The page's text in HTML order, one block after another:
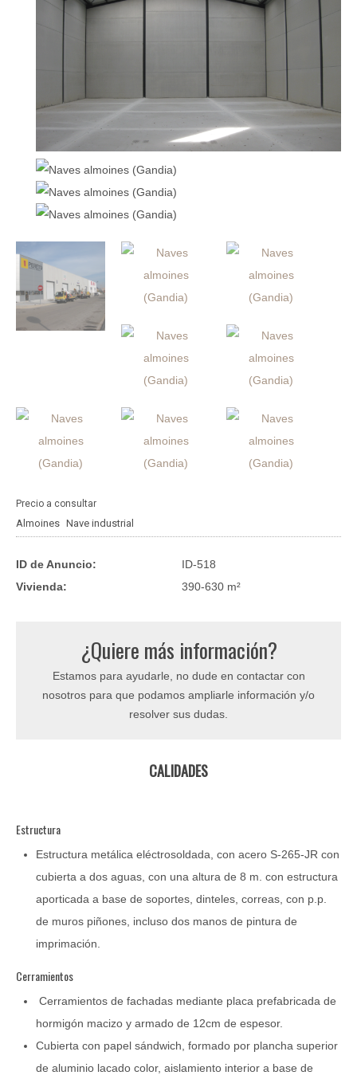
Precio a consultar
Almoines Nave industrial
ID de Anuncio:
ID-518
Vivienda:
390-630 m²
¿Quiere más información?
Estamos para ayudarle, no dude en contactar con
nosotros para que podamos ampliarle información y/o
resolver sus dudas.
CALIDADES
Estructura
Estructura metálica eléctrosoldada, con acero S-265-JR con
cubierta a dos aguas, con una altura de 8 m. con estructura
aporticada a base de soportes, dinteles, correas, con p.p.
de muros piñones, incluso dos manos de pintura de
imprimación.
Cerramientos
Cerramientos de fachadas mediante placa prefabricada de
hormigón macizo y armado de 12cm de espesor.
Cubierta con papel sándwich, formado por plancha superior
de aluminio lacado color, aislamiento interior a base de